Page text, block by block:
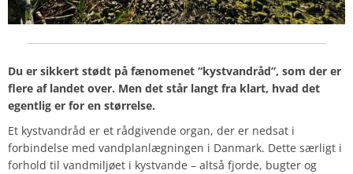
Du er sikkert stødt på fænomenet “kystvandråd”, som der er
flere af landet over. Men det står langt fra klart, hvad det
egentlig er for en størrelse.
Et kystvandråd er et rådgivende organ, der er nedsat i
forbindelse med vandplanlægningen i Danmark. Dette særligt i
forhold til vandmiljøet i kystvande – altså fjorde, bugter og